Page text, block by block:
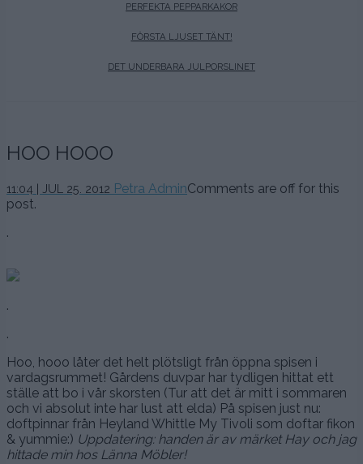
PERFEKTA PEPPARKAKOR
FÖRSTA LJUSET TÄNT!
DET UNDERBARA JULPORSLINET
HOO HOOO
11:04 | JUL 25. 2012 Petra AdminComments are off for this
post.
.
.
.
Hoo, hooo låter det helt plötsligt från öppna spisen i
vardagsrummet! Gårdens duvpar har tydligen hittat ett
ställe att bo i vår skorsten (Tur att det är mitt i sommaren
och vi absolut inte har lust att elda) På spisen just nu:
doftpinnar från Heyland Whittle My Tivoli som doftar fikon
& yummie:) Uppdatering: handen är av märket Hay och jag
hittade min hos Länna Möbler!